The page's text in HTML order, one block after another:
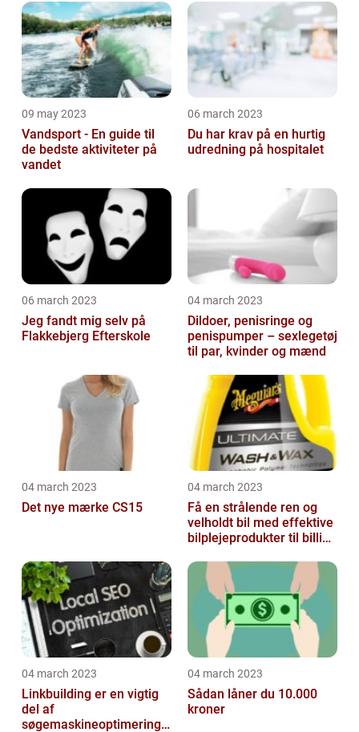
selv'ere
09 may 2023
Vandsport - En guide til
de bedste aktiviteter på
vandet
06 march 2023
Du har krav på en hurtig
udredning på hospitalet
06 march 2023
Jeg fandt mig selv på
Flakkebjerg Efterskole
04 march 2023
Dildoer, penisringe og
penispumper – sexlegetøj
til par, kvinder og mænd
04 march 2023
Det nye mærke CS15
04 march 2023
Få en strålende ren og
velholdt bil med effektive
bilplejeprodukter til billige
04 march 2023
Linkbuilding er en vigtig
del af
søgemaskineoptimeringe
04 march 2023
Sådan låner du 10.000
kroner